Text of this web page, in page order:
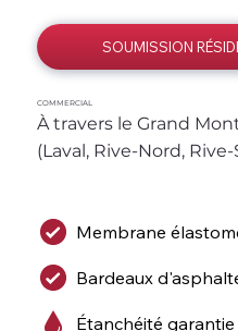
SOUMISSION
COMMERCIAL
À travers le Grand
(Laval, Rive-Nord,
Membrane
Bardeaux
Étanchéité garantie